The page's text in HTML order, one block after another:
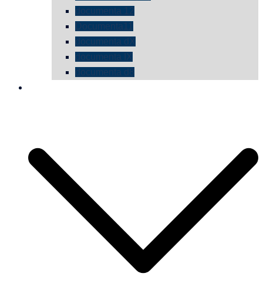
documenta 12
Documenta11
documenta dX
documenta IX
documenta d8